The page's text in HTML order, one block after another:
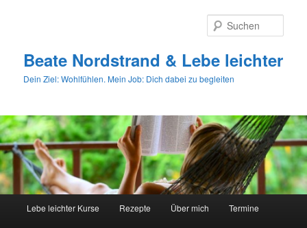
Beate Nordstrand & Lebe leichter
Dein Ziel: Wohlfühlen. Mein Job: Dich dabei zu begleiten
Lebe leichter Kurse Rezepte Über mich Termine